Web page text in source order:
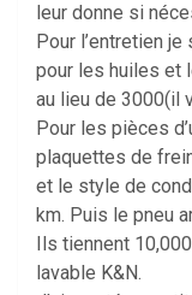
leur donne si
Pour l’entretien
pour les huiles et
au lieu de 3000(il
Pour les pièces
plaquettes de
et le style de
km. Puis le pneu
Ils tiennent
lavable K&N.